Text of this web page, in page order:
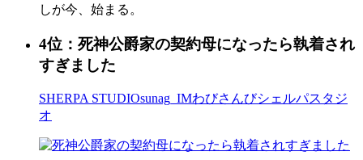
しが今、始まる。
4位：死神公爵家の契約母になったら執着され
すぎました
SHERPA STUDIOsunag_IMわびさんびシェルパスタジ
オ